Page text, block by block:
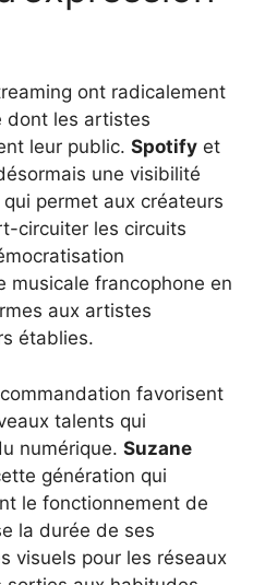
ont radicalement
dont les artistes
leur public. Spotify et
une visibilité
permet aux créateurs
circuiter les circuits
musicale francophone en
aux artistes
établies.
favorisent
talents qui
numérique. Suzane
génération qui
le fonctionnement de
la durée de ses
visuels pour les réseaux